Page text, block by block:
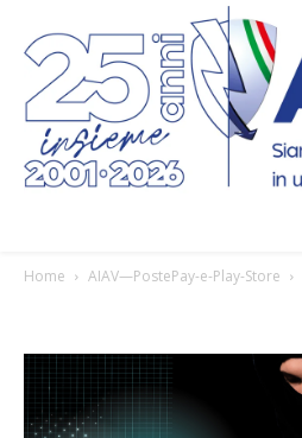
Home AIAV—PostePay-e-Play-Store